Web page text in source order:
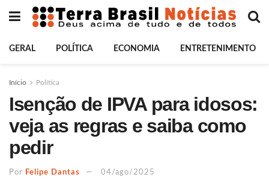
GERAL POLÍTICA ECONOMIA ENTRETENIMENTO
Início Política
Isenção de IPVA para idosos:
veja as regras e saiba como
pedir
Por Felipe Dantas 04/ago/2025